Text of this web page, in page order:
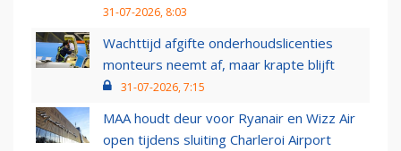
31-07-2026, 8:03
Wachttijd afgifte onderhoudslicenties
monteurs neemt af, maar krapte blijft
31-07-2026, 7:15
MAA houdt deur voor Ryanair en Wizz Air
open tijdens sluiting Charleroi Airport